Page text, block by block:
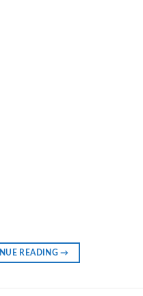
READING→